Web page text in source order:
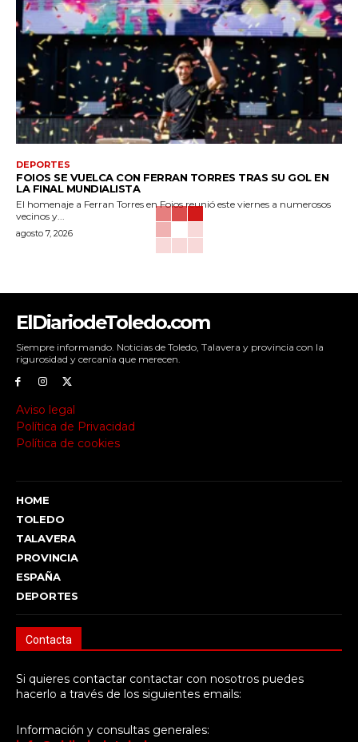
DEPORTES
FOIOS SE VUELCA CON FERRAN TORRES TRAS SU GOL EN
LA FINAL MUNDIALISTA
El homenaje a Ferran Torres en Foios reunió este viernes a numerosos
vecinos y...
agosto 7, 2026
ElDiariodeToledo.com
Siempre informando. Noticias de Toledo, Talavera y provincia con la
rigurosidad y cercanía que merecen.
Aviso legal
Política de Privacidad
Política de cookies
HOME
TOLEDO
TALAVERA
PROVINCIA
ESPAÑA
DEPORTES
Contacta
Si quieres contactar contactar con nosotros puedes
hacerlo a través de los siguientes emails:
Información y consultas generales: